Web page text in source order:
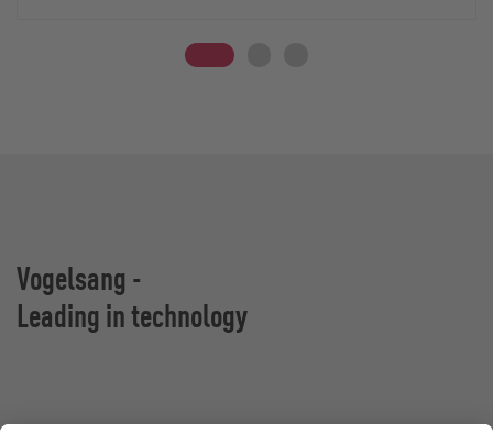
Vogelsang -
Leading in technology